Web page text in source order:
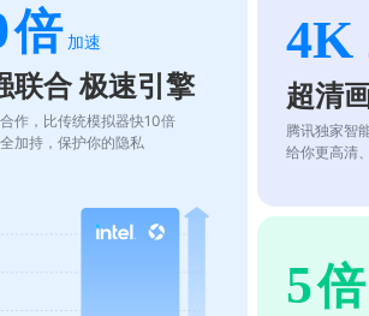
倍 加速
联合 极速引擎
作，比传统模拟器快10倍
加持，保护你的隐私
4K
超清
腾讯独家智
给你更高清
5倍